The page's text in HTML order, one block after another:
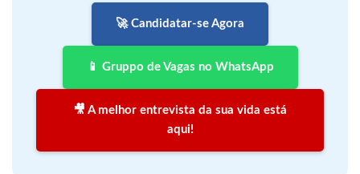
🚀 Candidatar-se Agora
📱 Gruppo de Vagas no WhatsApp
🎥 A melhor entrevista da sua vida está
aqui!